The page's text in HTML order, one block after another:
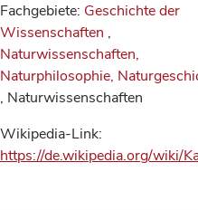
Fachgebiete: Geschichte der
Wissenschaften ,
Naturwissenschaften,
Naturphilosophie,
, Naturwissenschaften
Wikipedia-Link:
https://de.wikipedia.org/wiki/